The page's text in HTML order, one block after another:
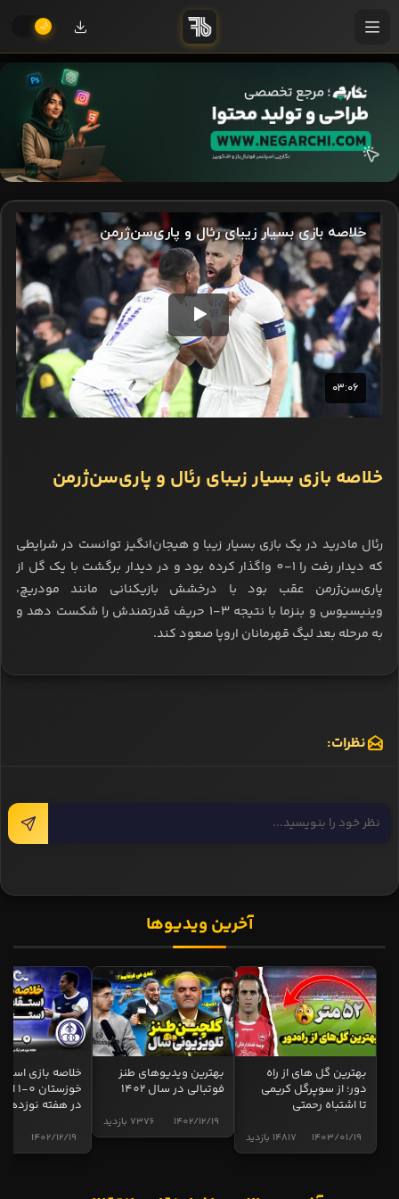
خلاصه بازی بسیار زیبای رئال و پاری‌سن‌ژرمن
رئال مادرید در یک بازی بسیار زیبا و هیجان‌انگیز توانست در شرایطی
که دیدار رفت را 1-0 واگذار کرده بود و در دیدار برگشت با یک گل از
پاری‌سن‌ژرمن عقب بود با درخشش بازیکنانی مانند مودریچ،
وینیسیوس و بنزما با نتیجه 3-1 حریف قدرتمندش را شکست دهد و
به مرحله بعد لیگ قهرمانان اروپا صعود کند.
نظرات:
آخرین ویدیوها
بهترین گل های از راه
دور؛ از سوپرگل کریمی
تا اشتباه رحمتی
14817 بازدید 1403/01/19
بهترین ویدیوهای طنز
فوتبالی در سال 1402
7376 بازدید 1402/12/19
خلاصه بازی
در هفته نوزدهم
1402/12/19